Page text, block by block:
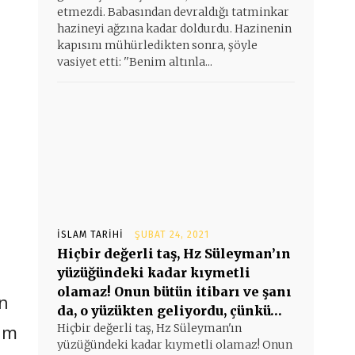
etmezdi. Babasından devraldığı tatminkar
hazineyi ağzına kadar doldurdu. Hazinenin
kapısını mühürledikten sonra, şöyle
vasiyet etti: ''Benim altınla...
İSLAM TARIHI ŞUBAT 24, 2021
Hiçbir değerli taş, Hz Süleyman’ın
yüzüğündeki kadar kıymetli
olamaz! Onun bütün itibarı ve şanı
da, o yüzükten geliyordu, çünkü…
Hiçbir değerli taş, Hz Süleyman'ın
yüzüğündeki kadar kıymetli olamaz! Onun